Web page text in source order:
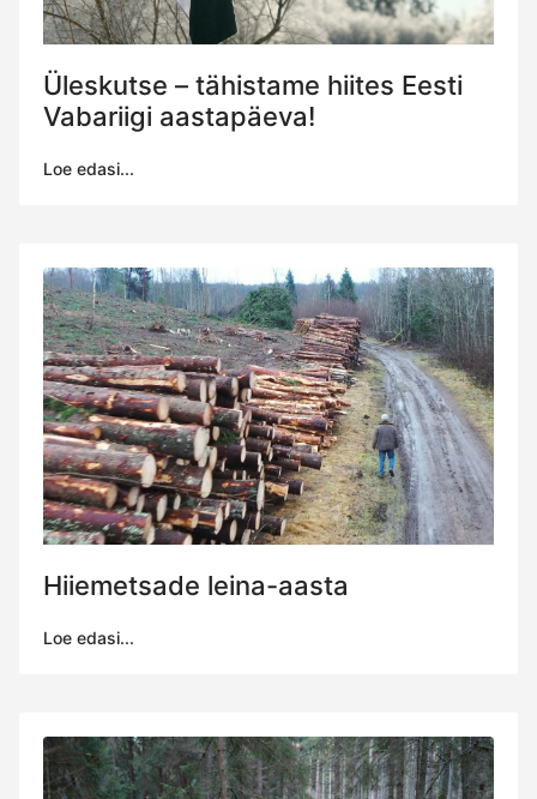
Üleskutse – tähistame hiites Eesti
Vabariigi aastapäeva!
Loe edasi...
Hiiemetsade leina-aasta
Loe edasi...